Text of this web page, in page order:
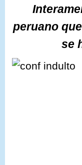
peruano
se